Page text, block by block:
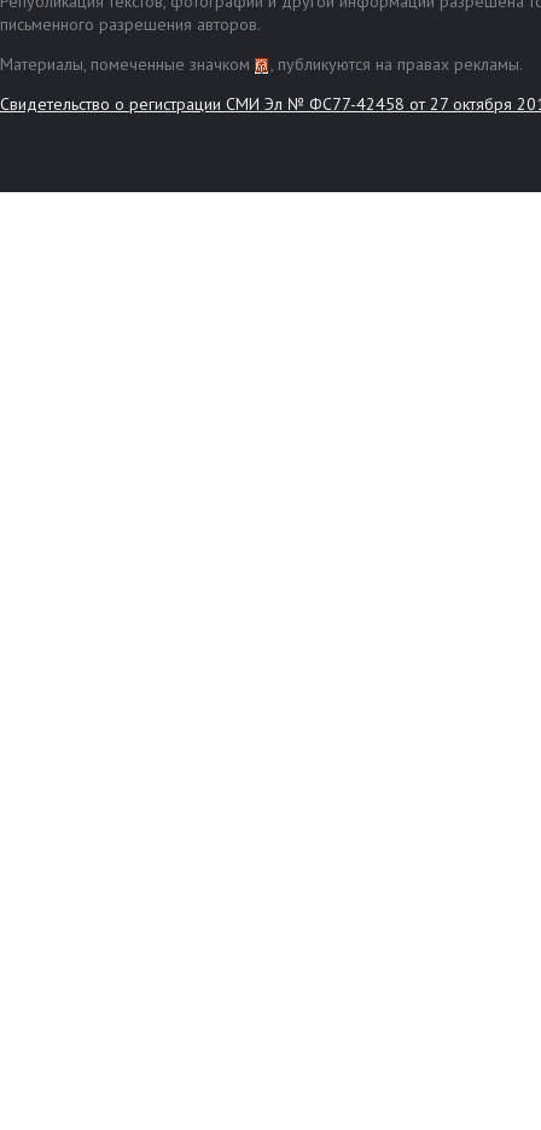
письменного разрешения авторов.
Материалы, помеченные значком
, публикуются на правах рекламы.
Свидетельство о регистрации СМИ Эл № ФС77-42458 от 27 октября